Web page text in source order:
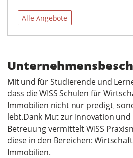
Alle Angebote
Mit und für Studierende und
dass die WISS Schulen für
Immobilien nicht nur predigt,
lebt.Dank Mut zur Innovation
Betreuung vermittelt WISS
diese in den Bereichen:
Immobilien.